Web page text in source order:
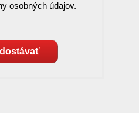
osobných údajov.